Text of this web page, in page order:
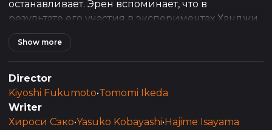
останавливает. Эрен вспоминает, что в
результате его участия в экспериментах Ханджи
они выяснили, что для превращения в титана
ему нужно сосредоточиться на конкретной
цели. Отряд Леви заманивает Женскую особь в
засаду, где разведкорпус обстреливает её
канатами с острыми концами. В итоге титанша
была обездвижена.
Show more
Director
Kiyoshi Fukumoto•Tomomi Ikeda
Writer
Хироси Сэко•Yasuko Kobayashi• Hajime Isayama